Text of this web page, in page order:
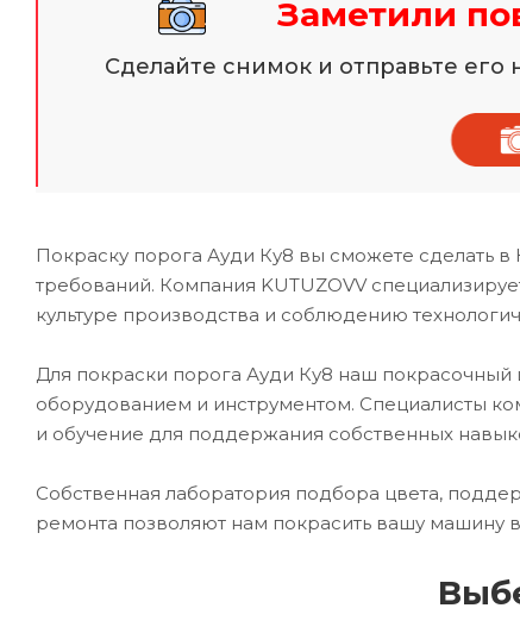
Заметили
Сделайте снимок и отправьте
Покраску порога Ауди Ку8 вы сможете сделать
требований. Компания KUTUZOVV
культуре производства и соблюдению
Для покраски порога Ауди Ку8 наш
оборудованием и инструментом. Специалисты
и обучение для поддержания собственных
Собственная лаборатория подбора цвета,
ремонта позволяют нам покрасить вашу машину